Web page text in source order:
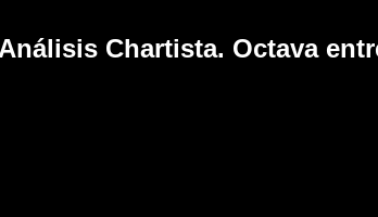
Chartista. Octava